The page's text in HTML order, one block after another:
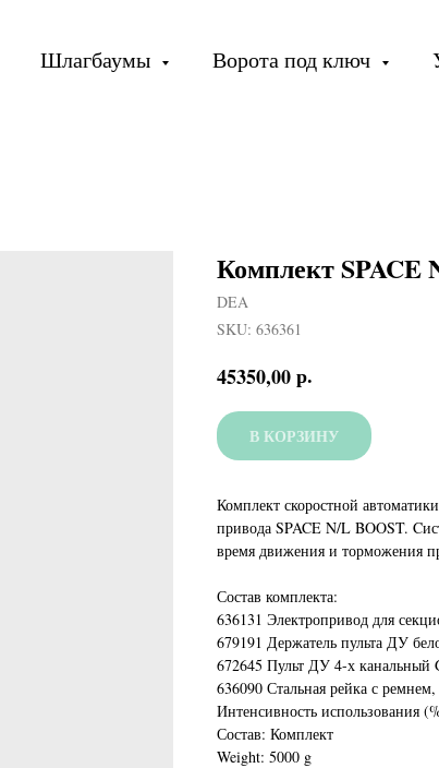
Шлагбаумы Ворота под ключ
Комплект SPACE
DEA
SKU: 636361
45350,00р.
В КОРЗИНУ
Комплект скоростной
привода SPACE N/L BOOST.
время движения и торможения
Состав комплекта:
636131 Электропривод для
679191 Держатель пульта ДУ
672645 Пульт ДУ 4-х канальный
636090 Стальная рейка с
Интенсивность использования
Состав: Комплект
Weight: 5000 g